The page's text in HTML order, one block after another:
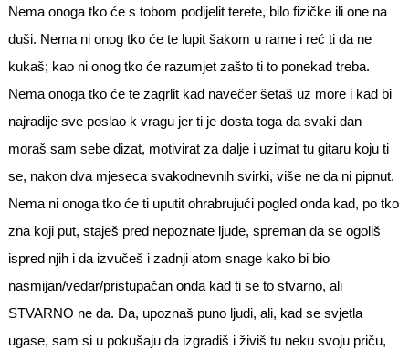
Nema onoga tko će s tobom podijelit terete, bilo fizičke ili one na
duši. Nema ni onog tko će te lupit šakom u rame i reć ti da ne
kukaš; kao ni onog tko će razumjet zašto ti to ponekad treba.
Nema onoga tko će te zagrlit kad navečer šetaš uz more i kad bi
najradije sve poslao k vragu jer ti je dosta toga da svaki dan
moraš sam sebe dizat, motivirat za dalje i uzimat tu gitaru koju ti
se, nakon dva mjeseca svakodnevnih svirki, više ne da ni pipnut.
Nema ni onoga tko će ti uputit ohrabrujući pogled onda kad, po tko
zna koji put, staješ pred nepoznate ljude, spreman da se ogoliš
ispred njih i da izvučeš i zadnji atom snage kako bi bio
nasmijan/vedar/pristupačan onda kad ti se to stvarno, ali
STVARNO ne da. Da, upoznaš puno ljudi, ali, kad se svjetla
ugase, sam si u pokušaju da izgradiš i živiš tu neku svoju priču,